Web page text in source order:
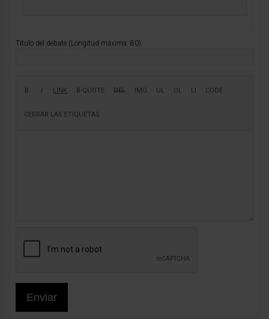
Título del debate (Longitud máxima: 80):
Enviar